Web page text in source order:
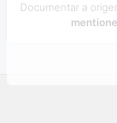
Documentar a